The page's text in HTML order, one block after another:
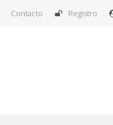
Registro
Contacto